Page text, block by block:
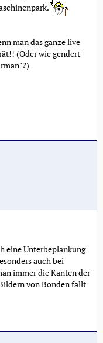
man das ganze live
(Oder wie gendert
eine Unterbeplankung
auch bei
immer die Kanten der
von Bonden fällt